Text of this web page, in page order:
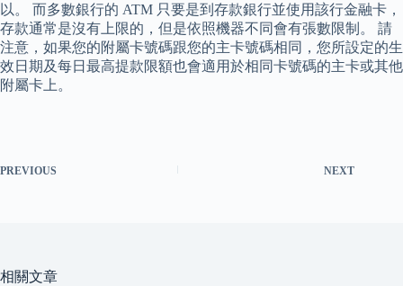
以。 而多數銀行的 ATM 只要是到存款銀行並使用該行金融卡，
存款通常是沒有上限的，但是依照機器不同會有張數限制。 請
注意，如果您的附屬卡號碼跟您的主卡號碼相同，您所設定的生
效日期及每日最高提款限額也會適用於相同卡號碼的主卡或其他
附屬卡上。
PREVIOUS NEXT
相關文章